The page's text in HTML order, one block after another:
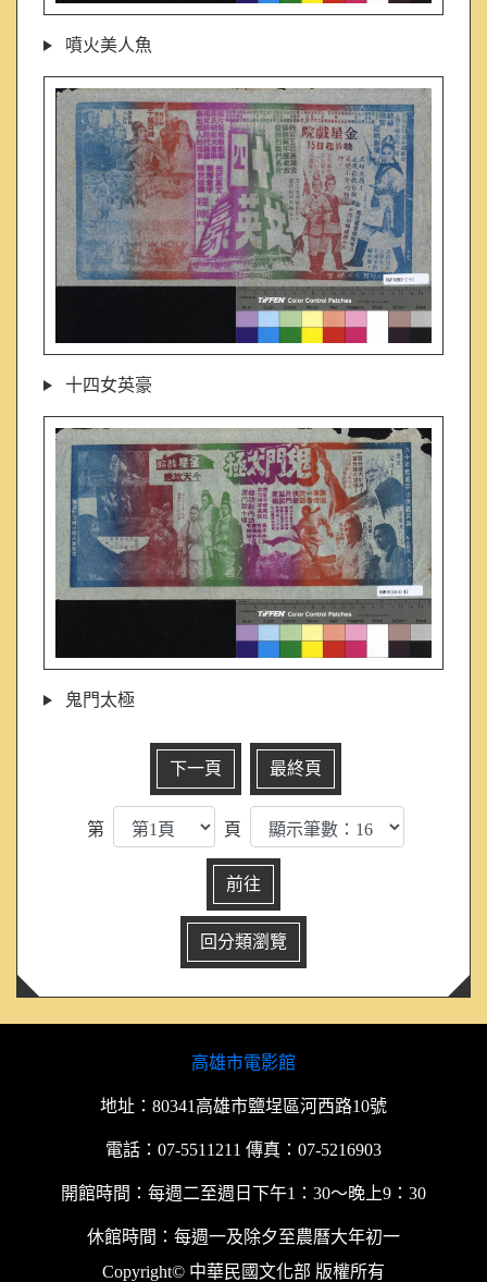
噴火美人魚
十四女英豪
鬼門太極
第 頁
高雄市電影館
地址：80341高雄市鹽埕區河西路10號
電話：07-5511211 傳真：07-5216903
開館時間：每週二至週日下午1：30～晚上9：30
休館時間：每週一及除夕至農曆大年初一
Copyright© 中華民國文化部 版權所有